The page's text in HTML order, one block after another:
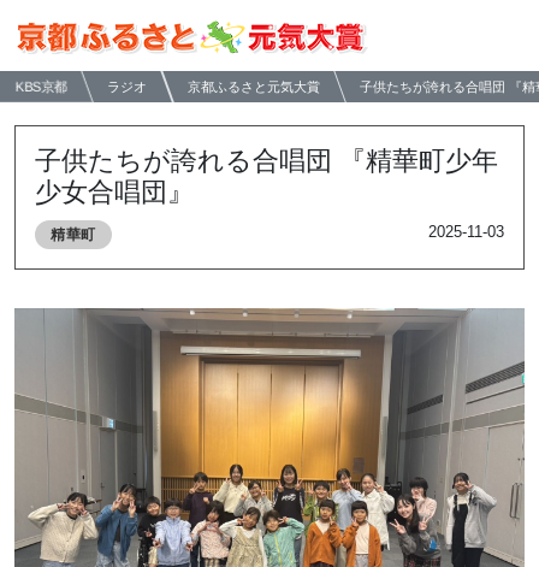
KBS京都 ラジオ 京都ふるさと元気大賞 子供たちが誇れる合唱団 『
子供たちが誇れる合唱団 『精華町少年
少女合唱団』
精華町 2025-11-03